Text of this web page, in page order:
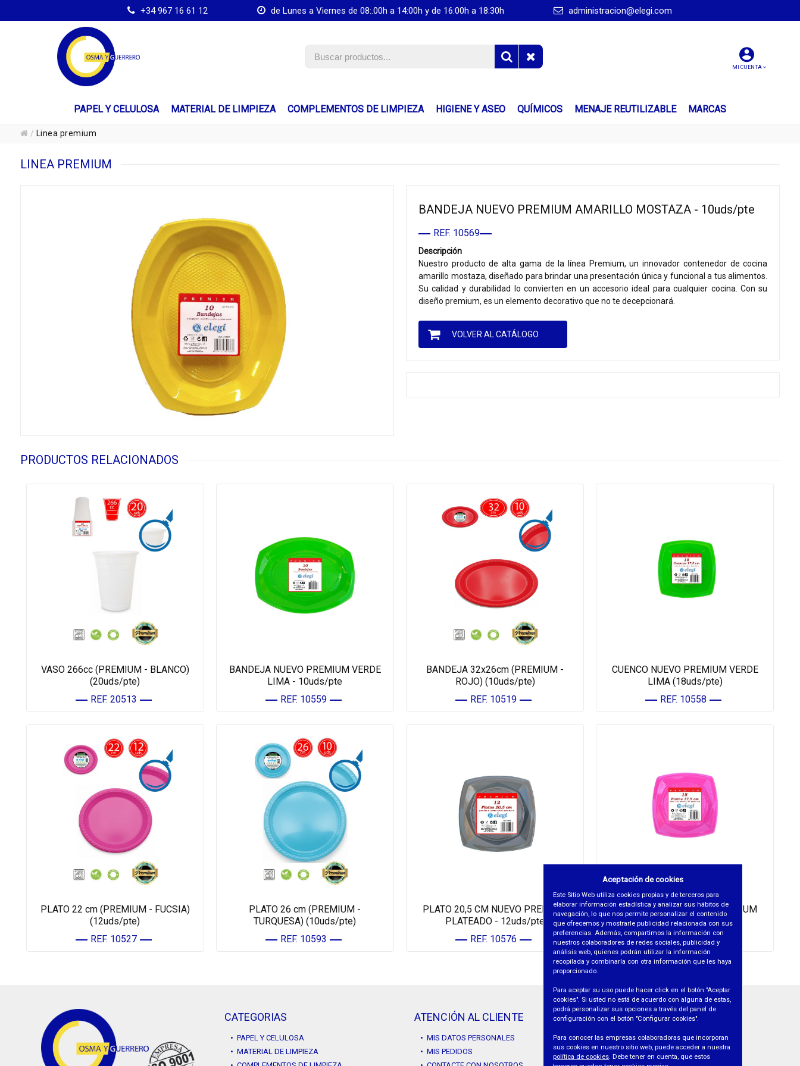
+34 967 16 61 12 de Lunes a Viernes de 08:.00h a 14:00h y de 16:00h a 18:30h administracion@elegi.com
MI CUENTA
PAPEL Y CELULOSA MATERIAL DE LIMPIEZA COMPLEMENTOS DE LIMPIEZA HIGIENE Y ASEO QUÍMICOS MENAJE REUTILIZABLE MARCAS
/ Linea premium
LINEA PREMIUM
BANDEJA NUEVO PREMIUM AMARILLO MOSTAZA - 10uds/pte
REF. 10569
Descripción
Nuestro producto de alta gama de la línea Premium, un innovador contenedor de cocina
amarillo mostaza, diseñado para brindar una presentación única y funcional a tus alimentos.
Su calidad y durabilidad lo convierten en un accesorio ideal para cualquier cocina. Con su
diseño premium, es un elemento decorativo que no te decepcionará.
VOLVER AL CATÁLOGO
PRODUCTOS RELACIONADOS
VASO 266cc (PREMIUM - BLANCO)
(20uds/pte)
REF. 20513
BANDEJA NUEVO PREMIUM VERDE
LIMA - 10uds/pte
REF. 10559
BANDEJA 32x26cm (PREMIUM -
ROJO) (10uds/pte)
REF. 10519
CUENCO NUEVO PREMIUM VERDE
LIMA (18uds/pte)
REF. 10558
PLATO 22 cm (PREMIUM - FUCSIA)
(12uds/pte)
REF. 10527
PLATO 26 cm (PREMIUM -
TURQUESA) (10uds/pte)
REF. 10593
PLATO 20,5 CM NUEVO PREMIUM
PLATEADO - 12uds/pte
REF. 10576
PLATO 17,5 CM NUEVO PREMIUM
FUCSIA - 15uds/pte
REF. 10550
CATEGORIAS
• PAPEL Y CELULOSA
• MATERIAL DE LIMPIEZA
ATENCIÓN AL CLIENTE
• MIS DATOS PERSONALES
• MIS PEDIDOS
INFORMACIÓN
• AVISO LEGAL
• PROTECCIÓN DE DATOS
Aceptación de cookies
Este Sitio Web utiliza cookies propias y de terceros para
elaborar información estadística y analizar sus hábitos de
navegación, lo que nos permite personalizar el contenido
que ofrecemos y mostrarle publicidad relacionada con sus
preferencias. Además, compartimos la información con
nuestros colaboradores de redes sociales, publicidad y
análisis web, quienes podrán utilizar la información
recopilada y combinarla con otra información que les haya
proporcionado.
Para aceptar su uso puede hacer click en el botón "Aceptar
cookies". Si usted no está de acuerdo con alguna de estas,
podrá personalizar sus opciones a través del panel de
configuración con el botón "Configurar cookies".
Para conocer las empresas colaboradoras que incorporan
sus cookies en nuestro sitio web, puede acceder a nuestra
política de cookies. Debe tener en cuenta, que estos